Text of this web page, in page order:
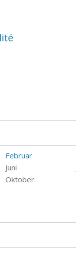
Februar
Juni
Oktober